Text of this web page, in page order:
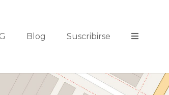
Blog Suscribirse